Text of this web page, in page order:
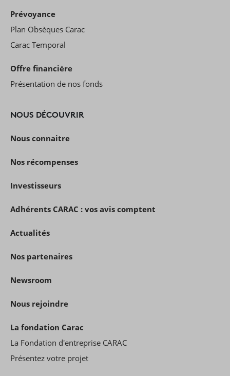
Prévoyance
Plan Obsèques Carac
Carac Temporal
Offre financière
Présentation de nos fonds
NOUS DÉCOUVRIR
Nous connaitre
Nos récompenses
Investisseurs
Adhérents CARAC : vos avis comptent
Actualités
Nos partenaires
Newsroom
Nous rejoindre
La fondation Carac
La Fondation d'entreprise CARAC
Présentez votre projet